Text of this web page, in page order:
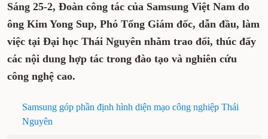
Sáng 25-2, Đoàn công tác của Samsung Việt Nam do
ông Kim Yong Sup, Phó Tổng Giám đốc, dẫn đầu, làm
việc tại Đại học Thái Nguyên nhằm trao đổi, thúc đẩy
các nội dung hợp tác trong đào tạo và nghiên cứu
công nghệ cao.
Samsung góp phần định hình diện mạo công nghiệp Thái
Nguyên